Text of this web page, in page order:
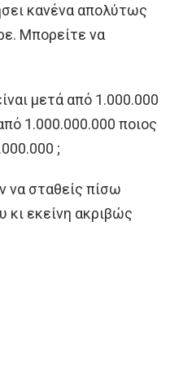
κανένα απολύτως
Μπορείτε να
μετά από 1.000.000
1.000.000.000 ποιος
;
να σταθείς πίσω
κι εκείνη ακριβώς